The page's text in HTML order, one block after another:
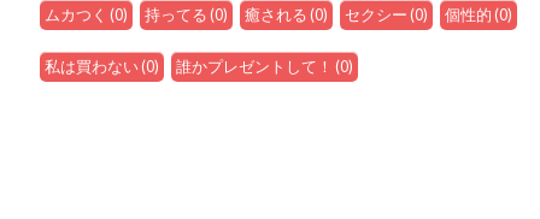
ムカつく (0) 持ってる(0) 癒される(0) セクシー(0) 個性的(0)
私は買わない(0) 誰かプレゼントして！ (0)